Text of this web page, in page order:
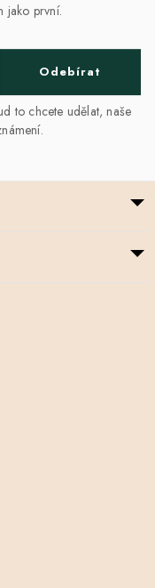
jako první.
Odebírat
to chcete udělat, naše